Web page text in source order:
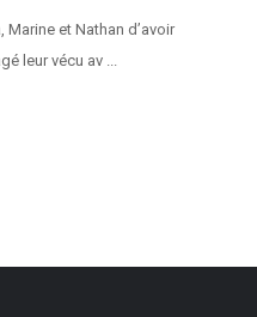
Marine et Nathan d’avoir
leur vécu av ...